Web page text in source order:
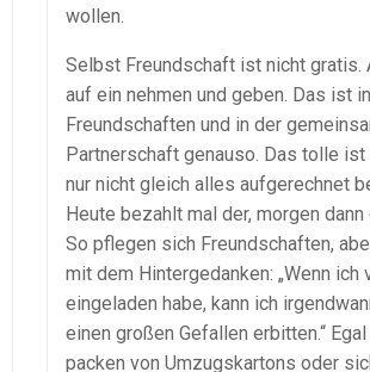
wollen.
Selbst Freundschaft ist nicht gratis.
auf ein nehmen und geben. Das ist in
Freundschaften und in der
Partnerschaft genauso. Das tolle ist
nur nicht gleich alles aufgerechnet
Heute bezahlt mal der, morgen dann
So pflegen sich Freundschaften,
mit dem Hintergedanken: „Wenn ich
eingeladen habe, kann ich
einen großen Gefallen erbitten.“
packen von Umzugskartons oder